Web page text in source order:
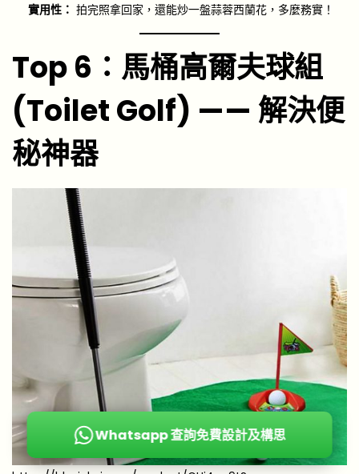
Whatsapp 查詢免費設計及構思
實用性： 拍完照拿回家，還能炒一盤蒜蓉西蘭花，多麼務實！
Top 6：馬桶高爾夫球組
(Toilet Golf) —— 解決便
秘神器